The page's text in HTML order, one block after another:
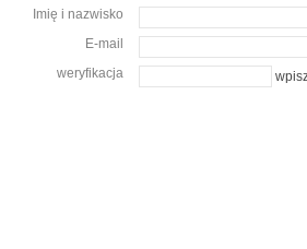
Imię i nazwisko
E-mail
weryfikacja